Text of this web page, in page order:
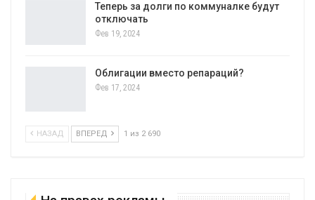
Теперь за долги по коммуналке будут
отключать
Фев 19, 2024
Облигации вместо репараций?
Фев 17, 2024
НАЗАД ВПЕРЕД 1 из 2 690